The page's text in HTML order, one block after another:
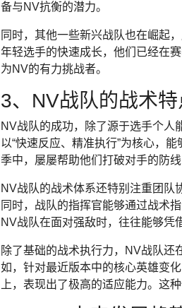
备与NV抗衡的潜力。
同时，其他一些新兴战队也在崛起
年轻选手的快速成长，他们已经在
为NV的有力挑战者。
3、NV战队的战术
NV战队的成功，除了源于选手个人
以“快速反应、精准执行”为核心，
季中，屡屡帮助他们打破对手的防线
NV战队的战术体系还特别注重团队
同时，战队的指挥官能够通过战术
NV战队在面对强敌时，往往能够凭
除了基础的战术执行力，NV战队还
如，针对最近版本中的核心英雄变
上，表现出了极高的适应能力。这